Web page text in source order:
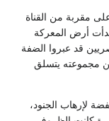
مقربة من القناة
بدأت أرض المعركة
قد عبروا الضفة
مجموعته يتسلق
لإرهاب الجنود،